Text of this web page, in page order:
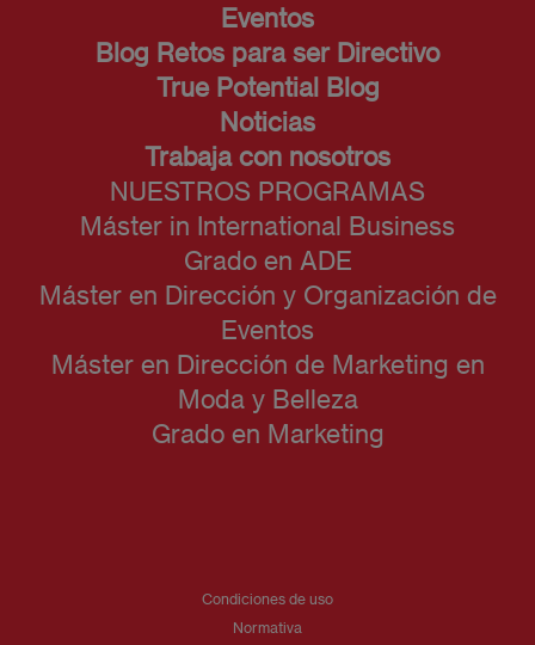
Eventos
Blog Retos para ser Directivo
True Potential Blog
Noticias
Trabaja con nosotros
NUESTROS PROGRAMAS
Máster in International Business
Grado en ADE
Máster en Dirección y Organización de
Eventos
Máster en Dirección de Marketing en
Moda y Belleza
Grado en Marketing
Condiciones de uso
Normativa